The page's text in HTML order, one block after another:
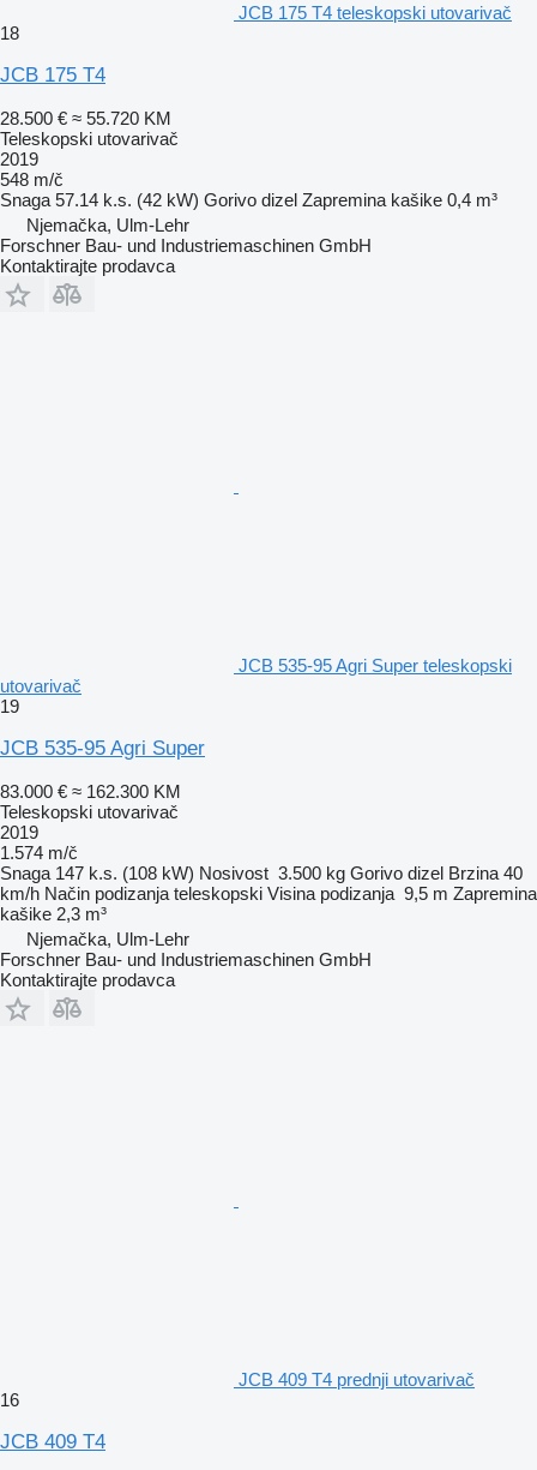
JCB 175 T4 teleskopski utovarivač
18
JCB 175 T4
28.500 € ≈ 55.720 KM
Teleskopski utovarivač
2019
548 m/č
Snaga 57.14 k.s. (42 kW) Gorivo dizel Zapremina kašike 0,4 m³
Njemačka, Ulm-Lehr
Forschner Bau- und Industriemaschinen GmbH
Kontaktirajte prodavca
JCB 535-95 Agri Super teleskopski
utovarivač
19
JCB 535-95 Agri Super
83.000 € ≈ 162.300 KM
Teleskopski utovarivač
2019
1.574 m/č
Snaga 147 k.s. (108 kW) Nosivost 3.500 kg Gorivo dizel Brzina 40
km/h Način podizanja teleskopski Visina podizanja 9,5 m Zapremina
kašike 2,3 m³
Njemačka, Ulm-Lehr
Forschner Bau- und Industriemaschinen GmbH
Kontaktirajte prodavca
JCB 409 T4 prednji utovarivač
16
JCB 409 T4